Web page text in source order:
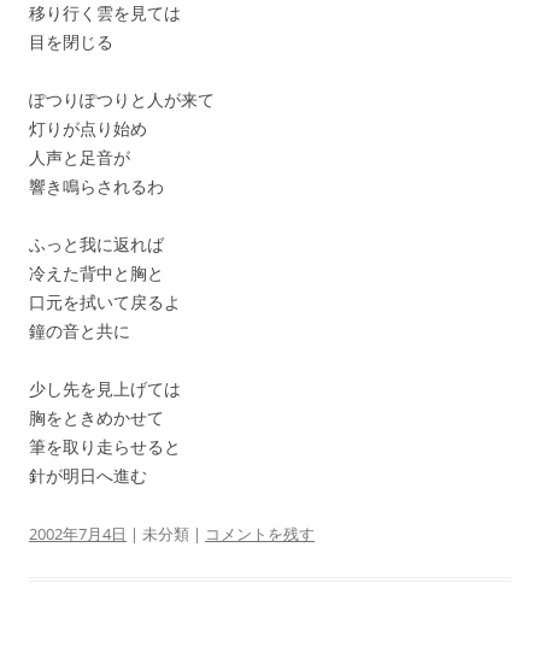
移り行く雲を見ては
目を閉じる
ぽつりぽつりと人が来て
灯りが点り始め
人声と足音が
響き鳴らされるわ
ふっと我に返れば
冷えた背中と胸と
口元を拭いて戻るよ
鐘の音と共に
少し先を見上げては
胸をときめかせて
筆を取り走らせると
針が明日へ進む
2002年7月4日 | 未分類 | コメントを残す